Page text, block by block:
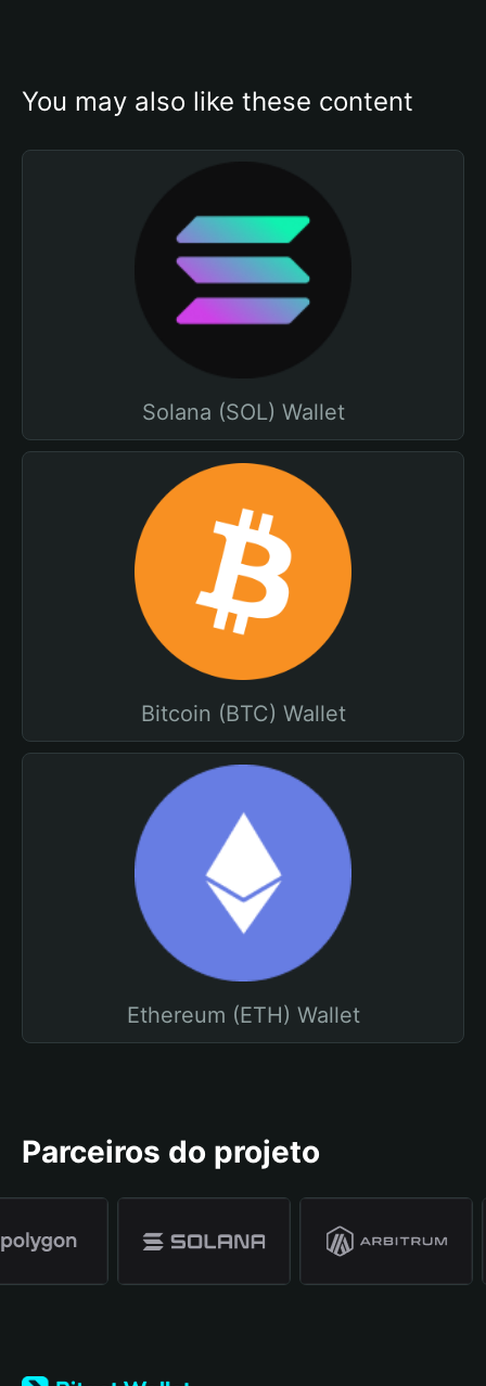
You may also like these content
Solana (SOL) Wallet
Bitcoin (BTC) Wallet
Ethereum (ETH) Wallet
Parceiros do projeto